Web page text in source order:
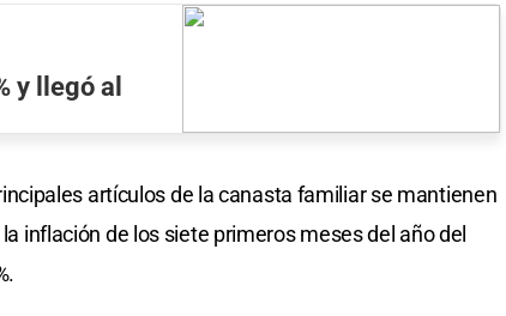
y llegó al
artículos de la canasta familiar se mantienen
inflación de los siete primeros meses del año del